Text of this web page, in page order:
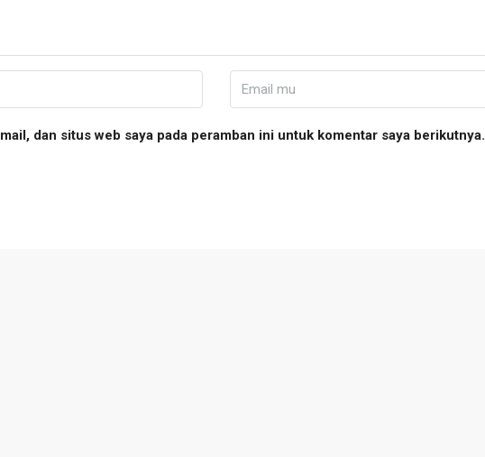
dan situs web saya pada peramban ini untuk komentar saya berikutnya.